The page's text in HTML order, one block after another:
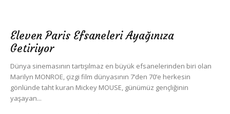
Eleven Paris Efsaneleri Ayağınıza
Getiriyor
Dünya sinemasının tartışılmaz en büyük efsanelerinden biri olan
Marilyn MONROE, çizgi film dünyasının 7’den 70’e herkesin
gönlünde taht kuran Mickey MOUSE, günümüz gençliğinin
yaşayan...